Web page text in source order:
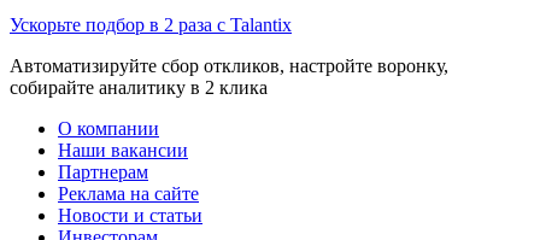
Ускорьте подбор в 2 раза с Talantix
Автоматизируйте сбор откликов, настройте воронку,
собирайте аналитику в 2 клика
О компании
Наши вакансии
Партнерам
Реклама на сайте
Новости и статьи